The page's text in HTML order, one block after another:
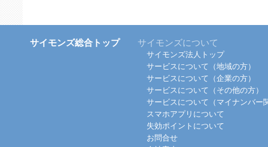
サイモンズ総合トップ サイモンズについて
サイモンズ法人トップ
サービスについて（地域の方）
サービスについて（企業の方）
サービスについて（その他の方）
サービスについて（マイナンバー
スマホアプリについて
失効ポイントについて
お問合せ